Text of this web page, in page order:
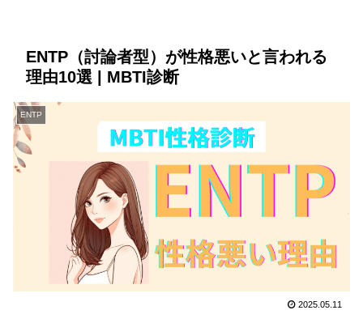
ENTP（討論者型）が性格悪いと言われる
理由10選 | MBTI診断
ENTP
2025.05.11